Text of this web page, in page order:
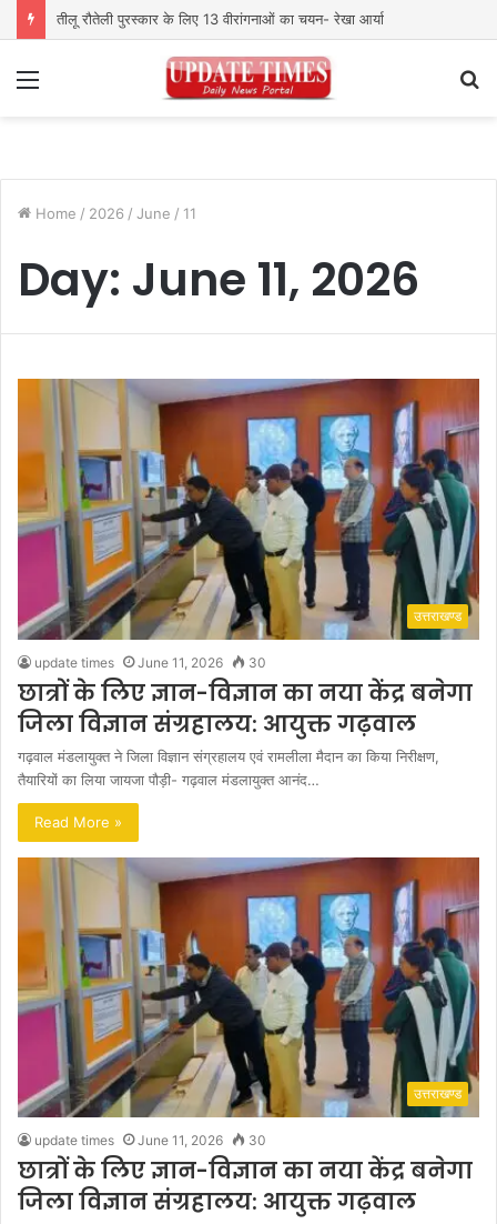
तीलू रौतेली पुरस्कार के लिए 13 वीरांगनाओं का चयन- रेखा आर्या
Home / 2026 / June / 11
Day: June 11, 2026
उत्तराखण्ड
update times June 11, 2026 30
छात्रों के लिए ज्ञान-विज्ञान का नया केंद्र बनेगा
जिला विज्ञान संग्रहालय: आयुक्त गढ़वाल
गढ़वाल मंडलायुक्त ने जिला विज्ञान संग्रहालय एवं रामलीला मैदान का किया निरीक्षण,
तैयारियों का लिया जायजा पौड़ी- गढ़वाल मंडलायुक्त आनंद…
Read More »
उत्तराखण्ड
update times June 11, 2026 30
छात्रों के लिए ज्ञान-विज्ञान का नया केंद्र बनेगा
जिला विज्ञान संग्रहालय: आयुक्त गढ़वाल